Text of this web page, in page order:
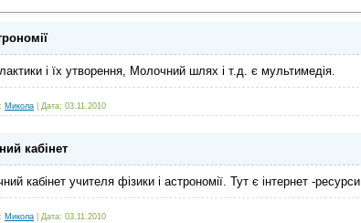
і їх утворення, Молочний шлях і т.д. є мультимедія.
Микола Дата: 03.11.2010
кабінет
кабінет учителя фізики і астрономії. Тут є інтернет -ресурси
Микола Дата: 03.11.2010